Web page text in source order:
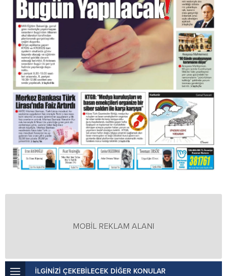
MOBİL REKLAM ALANI
İLGİNİZİ ÇEKEBİLECEK DİĞER KONULAR